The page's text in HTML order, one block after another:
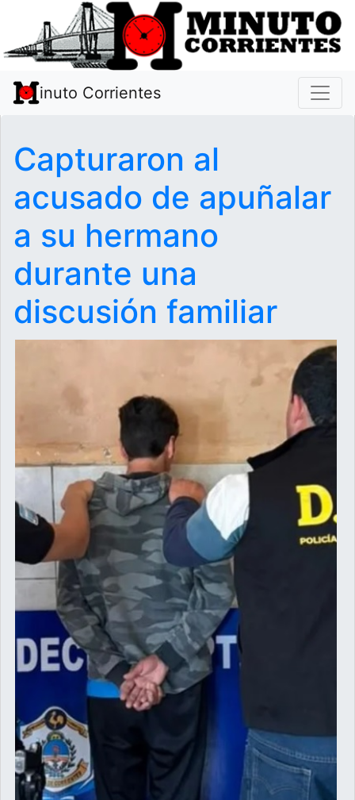
inuto Corrientes
Capturaron al
acusado de apuñalar
a su hermano
durante una
discusión familiar